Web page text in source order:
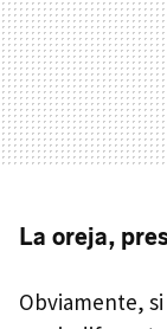
La oreja,
Obviamente,